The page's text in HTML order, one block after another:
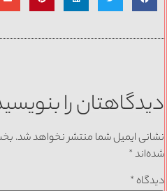
دیدگاهتان را
نشانی ایمیل شما منتشر نخواهد شد.
شده‌اند*
دیدگاه *